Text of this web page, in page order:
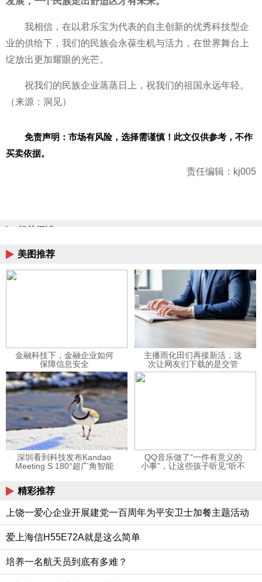
我相信，在以君乐宝为代表的自主创新的优秀科技型企
业的供给下，我们的民族会永葆生机与活力，在世界舞台上
绽放出更加耀眼的光芒。
祝我们的民族企业蒸蒸日上，祝我们的祖国永远年轻。
（来源：洞见）
免责声明：市场有风险，选择需谨慎！此文仅供参考，不作
买卖依据。
责任编辑：kj005
相关阅读
美图推荐
金融科技下，金融企业如何
保障信息安全
主播雨化田们再接新活，这
次让网友们下载的是交管
12123APP
深圳看到科技发布Kandao
Meeting S 180°超广角智能
QQ音乐做了“一件有意义的
小事”，让这些孩子听见“听不
精彩推荐
上饶一爱心企业开展建党一百周年为平安卫士加餐主题活动
爱上海信H55E72A就是这么简单
培养一名航天员到底有多难？